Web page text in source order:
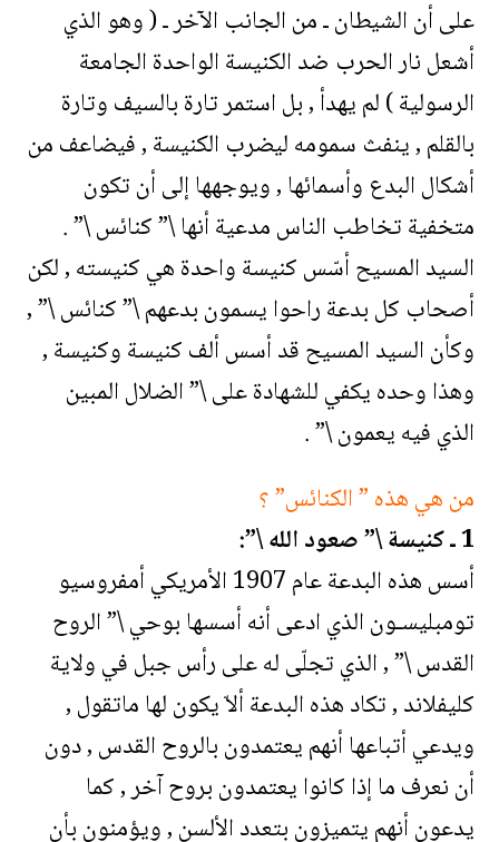
على أن الشيطان ـ من الجانب الآخر ـ ( وهو الذي
أشعل نار الحرب ضد الكنيسة الواحدة الجامعة
الرسولية ) لم يهدأ , بل استمر تارة بالسيف وتارة
بالقلم , ينفث سمومه ليضرب الكنيسة , فيضاعف من
أشكال البدع وأسمائها , ويوجهها إلى أن تكون
متخفية تخاطب الناس مدعية أنها \” كنائس \” .
السيد المسيح أسّس كنيسة واحدة هي كنيسته , لكن
أصحاب كل بدعة راحوا يسمون بدعهم \” كنائس \” ,
وكأن السيد المسيح قد أسس ألف كنيسة وكنيسة ,
وهذا وحده يكفي للشهادة على \” الضلال المبين
الذي فيه يعمون \” .
من هي هذه ” الكنائس” ؟
1 ـ كنيسة \” صعود الله \”:
أسس هذه البدعة عام 1907 الأمريكي أمفروسيو
تومبليسـون الذي ادعى أنه أسسها بوحي \” الروح
القدس \” , الذي تجلّى له على رأس جبل في ولاية
كليفلاند , تكاد هذه البدعة ألاّ يكون لها ماتقول ,
ويدعي أتباعها أنهم يعتمدون بالروح القدس , دون
أن نعرف ما إذا كانوا يعتمدون بروح آخر , كما
يدعون أنهم يتميزون بتعدد الألسن , ويؤمنون بأن